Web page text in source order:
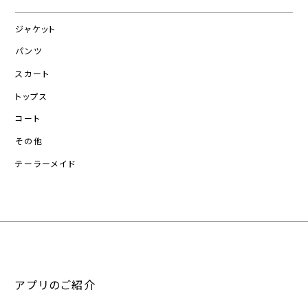
ジャケット
パンツ
スカート
トップス
コート
その他
テーラーメイド
アプリのご紹介